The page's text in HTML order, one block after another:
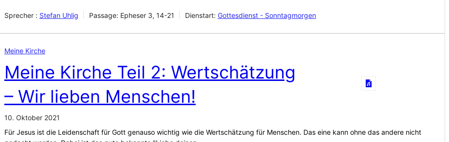
Sprecher : Stefan Uhlig Passage: Epheser 3, 14-21 Dienstart: Gottesdienst - Sonntagmorgen
Meine Kirche
Meine Kirche Teil 2: Wertschätzung
– Wir lieben Menschen!
10. Oktober 2021
Für Jesus ist die Leidenschaft für Gott genauso wichtig wie die Wertschätzung für Menschen. Das eine kann ohne das andere nicht